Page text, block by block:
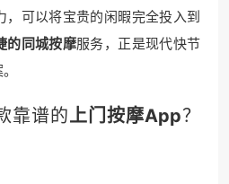
，可以将宝贵的闲暇完全投入到
的同城按摩服务，正是现代快节
靠谱的上门按摩App？